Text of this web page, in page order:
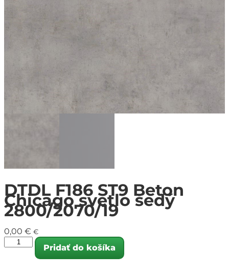
DTDL F186 ST9 Beton
Chicago svetlo šedý
2800/2070/19
0,00 € €
Pridať do košíka